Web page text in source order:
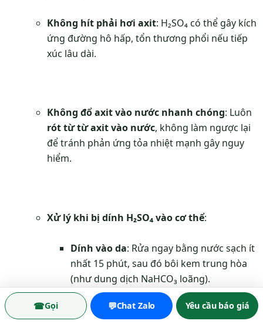
Không hít phải hơi axit: H₂SO₄ có thể gây kích
ứng đường hô hấp, tổn thương phổi nếu tiếp
xúc lâu dài.
Không đổ axit vào nước nhanh chóng: Luôn
rót từ từ axit vào nước, không làm ngược lại
để tránh phản ứng tỏa nhiệt mạnh gây nguy
hiểm.
Xử lý khi bị dính H₂SO₄ vào cơ thể:
Dính vào da: Rửa ngay bằng nước sạch ít
nhất 15 phút, sau đó bôi kem trung hòa
(như dung dịch NaHCO₃ loãng).
☎Gọi 💬Chat Zalo Yêu cầu báo giá